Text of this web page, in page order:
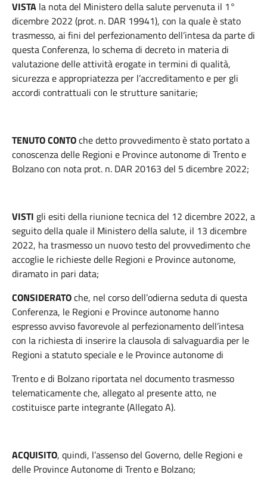
VISTA la nota del Ministero della salute pervenuta il 1°
dicembre 2022 (prot. n. DAR 19941), con la quale è stato
trasmesso, ai fini del perfezionamento dell’intesa da parte di
questa Conferenza, lo schema di decreto in materia di
valutazione delle attività erogate in termini di qualità,
sicurezza e appropriatezza per l’accreditamento e per gli
accordi contrattuali con le strutture sanitarie;
TENUTO CONTOche detto provvedimento è stato portato a
conoscenza delle Regioni e Province autonome di Trento e
Bolzano con nota prot. n. DAR 20163 del 5 dicembre 2022;
VISTI gli esiti della riunione tecnica del 12 dicembre 2022, a
seguito della quale il Ministero della salute, il 13 dicembre
2022, ha trasmesso un nuovo testo del provvedimento che
accoglie le richieste delle Regioni e Province autonome,
diramato in pari data;
CONSIDERATOche, nel corso dell’odierna seduta di questa
Conferenza, le Regioni e Province autonome hanno
espresso avviso favorevole al perfezionamento dell’intesa
con la richiesta di inserire la clausola di salvaguardia per le
Regioni a statuto speciale e le Province autonome di
Trento e di Bolzano riportata nel documento trasmesso
telematicamente che, allegato al presente atto, ne
costituisce parte integrante (Allegato A).
ACQUISITO, quindi, l’assenso del Governo, delle Regioni e
delle Province Autonome di Trento e Bolzano;